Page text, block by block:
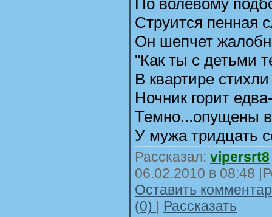
Струится пенная
Он шепчет
"Как ты с детьми
В квартире
Ночник горит
Темно...опущены
У мужа тридцать
Рассказал: vipersrt8
06.02.2010 в 08:48
Оставить
(0) | Рассказать